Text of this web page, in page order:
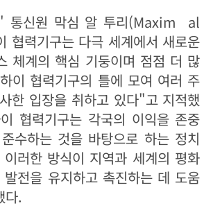
' 통신원 막심 알 투리(Maxim al
협력기구는 다극 세계에서 새로운
체계의 핵심 기둥이며 점점 더 많
이 협력기구의 틀에 모여 여러 주
한 입장을 취하고 있다"고 지적했
협력기구는 각국의 이익을 존중
수하는 것을 바탕으로 하는 정치
러한 방식이 지역과 세계의 평화
전을 유지하고 촉진하는 데 도움
다.